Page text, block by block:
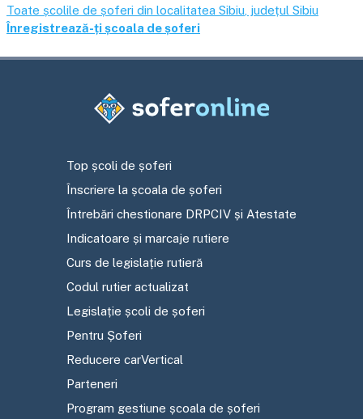
Toate școlile de șoferi din localitatea Sibiu , județul Sibiu
Înregistrează-ți școala de șoferi
Top școli de șoferi
Înscriere la școala de șoferi
Întrebări chestionare DRPCIV și Atestate
Indicatoare și marcaje rutiere
Curs de legislație rutieră
Codul rutier actualizat
Legislație școli de șoferi
Pentru Șoferi
Reducere carVertical
Parteneri
Program gestiune școala de șoferi